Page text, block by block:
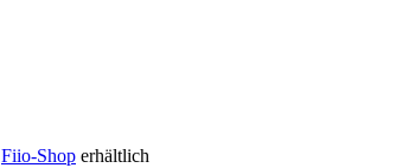
Fiio-Shop erhältlich